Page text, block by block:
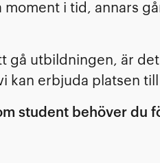
i tid, annars
gå utbildningen, är
kan erbjuda platsen
student behöver du